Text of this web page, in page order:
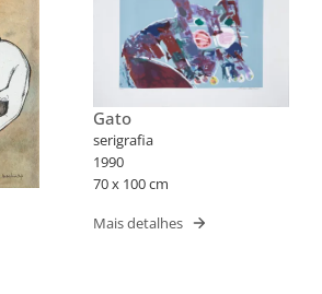
Gato
serigrafia
1990
70 x 100 cm
Mais detalhes